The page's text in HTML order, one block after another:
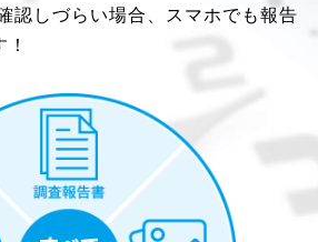
認しづらい場合、スマホでも報告